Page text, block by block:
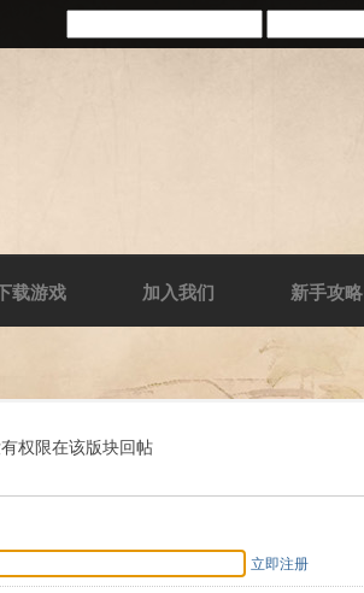
载游戏 加入我们 新手攻略
权限在该版块回帖
立即注册